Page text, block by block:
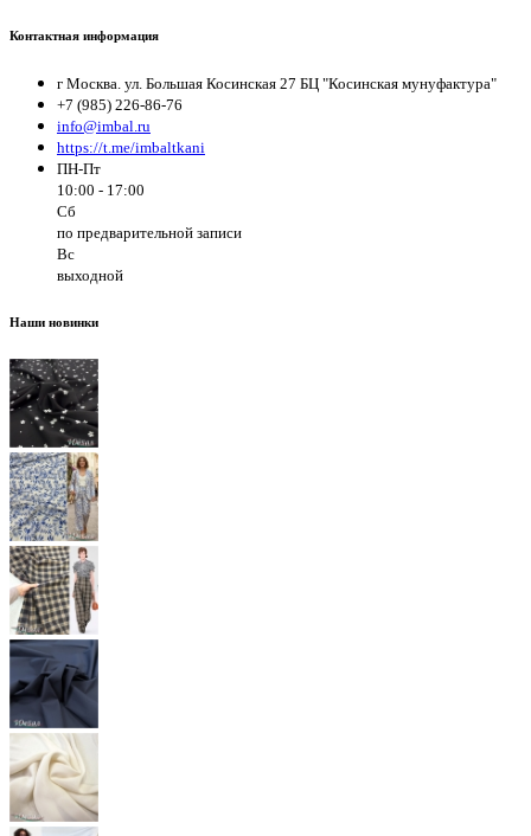
Контактная информация
г Москва. ул. Большая Косинская 27 БЦ "Косинская мунуфактура"
+7 (985) 226-86-76
info@imbal.ru
https://t.me/imbaltkani
ПН-Пт
10:00 - 17:00
Сб
по предварительной записи
Вс
выходной
Наши новинки